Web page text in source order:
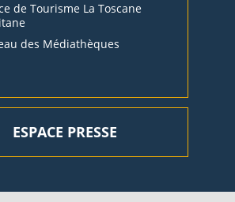
de Tourisme La Toscane
des Médiathèques
ESPACE PRESSE